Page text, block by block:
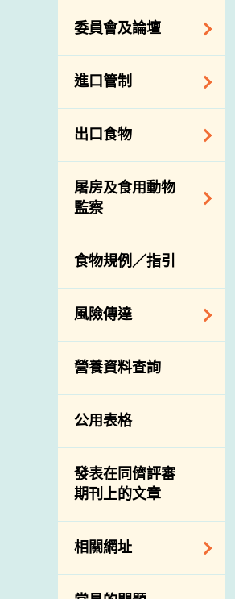
降低膳食中的鈉和
糖
食物安全重點控制
系統
基因改造食物
資料
食物安全之風險評
估
食物事故應變及管
理
食物消費量調查
總膳食研究
有機食物
高風險食物
抗菌素耐藥性
委員會及論壇
食物安全專家委員
會
消費者聯繫小組
進口管制
食物進口商和食物
分銷商登記制度
絡內地有關當局
進口食物管制
口檢驗
出口食物
出口驗證
出口食物往內地
出口商及業界的消
息
屠房及食用動物
監察
規管農業化學物及
獸醫藥物在食用動
物上的使用
屠房及疾病監測
宰前檢驗
宰後檢驗
結果
屠房及肉類檢驗
食物規例／指引
風險傳達
主題項目
項目及活動
資訊平台
下載
公開比賽
營養資料查詢
公用表格
發表在同儕評審
期刊上的文章
相關網址
相關政府部門／機